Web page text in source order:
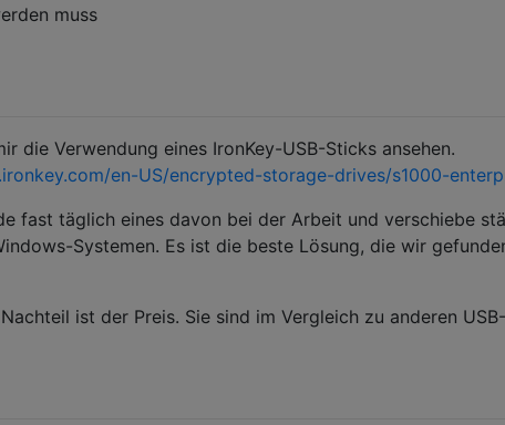
muss
die Verwendung eines IronKey-USB-Sticks ansehen.
en-US/encrypted-storage-drives/s1000-
fast täglich eines davon bei der Arbeit und verschiebe
Systemen. Es ist die beste Lösung, die wir
ist der Preis. Sie sind im Vergleich zu anderen